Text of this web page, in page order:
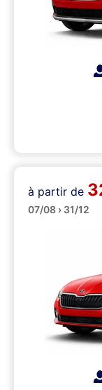
Grandes
à partir de
07/08 › 31/12